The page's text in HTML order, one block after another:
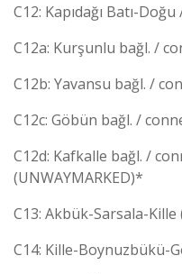
C12: Kapıdağı Batı-
C12a: Kurşunlu bağl. /
C12b: Yavansu bağl. /
C12c: Göbün bağl. /
C12d: Kafkalle bağl. /
(UNWAYMARKED)*
C13: Akbük-Sarsala-Kille
C14: Kille-Boynuzbükü-